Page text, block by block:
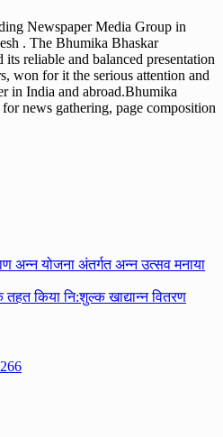
Newspaper Media Group in
. The Bhumika Bhaskar
reliable and balanced presentation
won for it the serious attention and
in India and abroad.Bhumika
news gathering, page composition
अन्न योजना अंतर्गत अन्न उत्सव मनाया
तहत किया नि:शुल्क खाद्यान्न वितरण